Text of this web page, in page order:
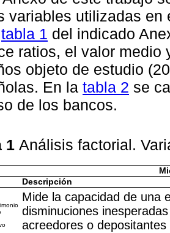
variables utilizadas
tabla 1 del indicado
ratios, el valor
objeto de estudio
En la tabla 2 se
de los bancos.
1 Análisis factorial.
Descripción
Mide la capacidad de una
disminuciones
acreedores o